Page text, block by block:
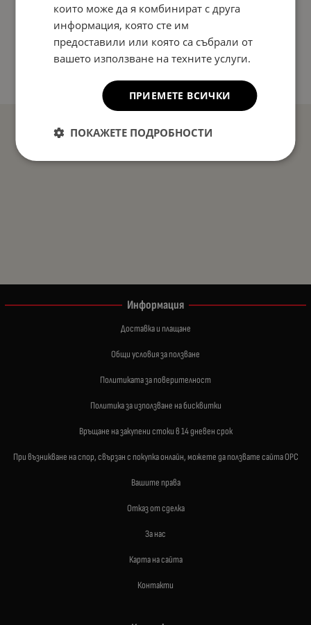
Информация
Доставка и плащане
Общи условия за ползване
Политиката за поверителност
Политика за използване на бисквитки
Връщане на закупени стоки в 14 дневен срок
При възникване на спор, свързан с покупка онлайн, можете да ползвате сайта ОРС
Вашите права
Отказ от сделка
За нас
Карта на сайта
Контакти
които може да я комбинират с друга
информация, която сте им
предоставили или която са събрали от
вашето използване на техните услуги.
ПРИЕМЕТЕ ВСИЧКИ
ПОКАЖЕТЕ ПОДРОБНОСТИ